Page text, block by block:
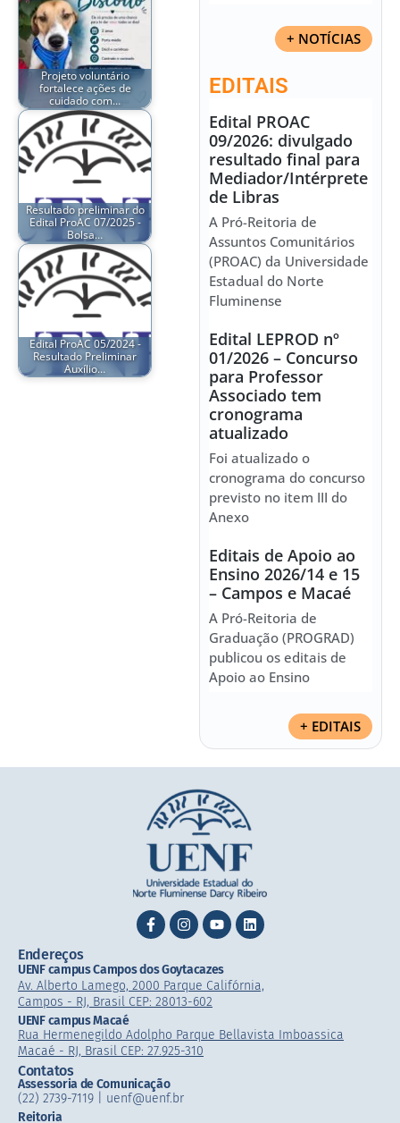
Projeto voluntário
fortalece ações de
cuidado com…
Resultado preliminar do
Edital ProAC 07/2025 -
Bolsa…
Edital ProAC 05/2024 -
Resultado Preliminar
Auxílio…
+ NOTÍCIAS
EDITAIS
Edital PROAC
09/2026: divulgado
resultado final para
Mediador/Intérprete
de Libras
A Pró-Reitoria de
Assuntos Comunitários
(PROAC) da Universidade
Estadual do Norte
Fluminense
Edital LEPROD nº
01/2026 – Concurso
para Professor
Associado tem
cronograma
atualizado
Foi atualizado o
cronograma do concurso
previsto no item III do
Anexo
Editais de Apoio ao
Ensino 2026/14 e 15
– Campos e Macaé
A Pró-Reitoria de
Graduação (PROGRAD)
publicou os editais de
Apoio ao Ensino
+ EDITAIS
Endereços
UENF campus Campos dos Goytacazes
Av. Alberto Lamego, 2000 Parque Califórnia,
Campos - RJ, Brasil CEP: 28013-602
UENF campus Macaé
Rua Hermenegildo Adolpho Parque Bellavista Imboassica
Macaé - RJ, Brasil CEP: 27.925-310
Contatos
Assessoria de Comunicação
(22) 2739-7119 | uenf@uenf.br
Reitoria